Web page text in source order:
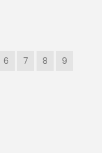
6 7 8
9